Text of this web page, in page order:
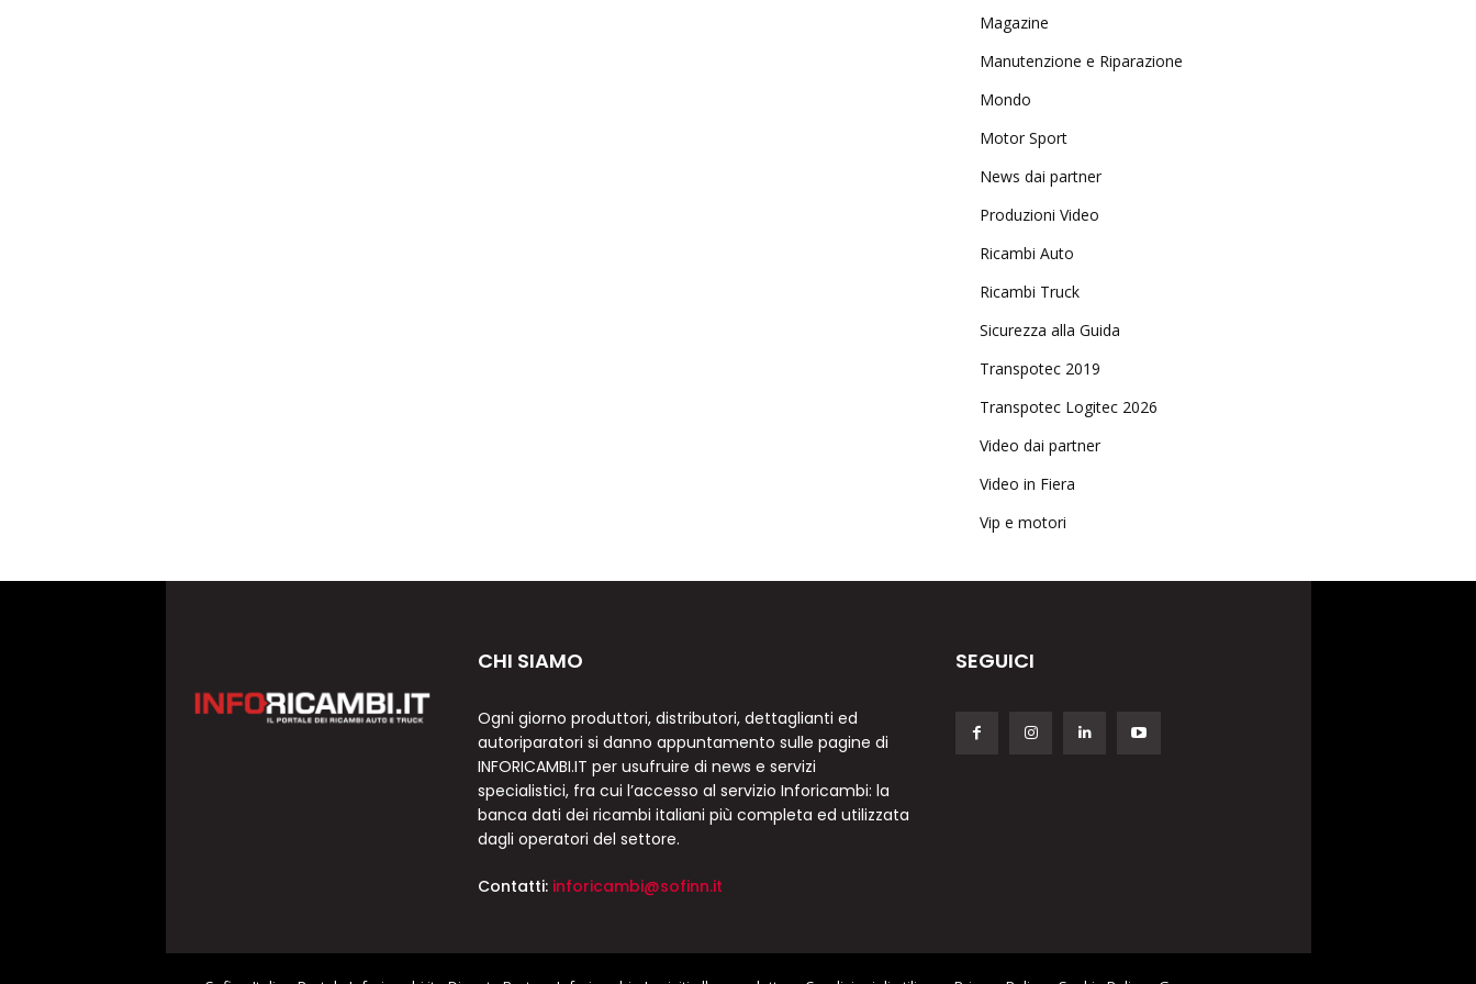
Magazine
Manutenzione e Riparazione
Mondo
Motor Sport
News dai partner
Produzioni Video
Ricambi Auto
Ricambi Truck
Sicurezza alla Guida
Transpotec 2019
Transpotec Logitec 2026
Video dai partner
Video in Fiera
Vip e motori
CHI SIAMO
Ogni giorno produttori, distributori, dettaglianti ed
autoriparatori si danno appuntamento sulle pagine di
INFORICAMBI.IT per usufruire di news e servizi
specialistici, fra cui l’accesso al servizio Inforicambi: la
banca dati dei ricambi italiani più completa ed utilizzata
dagli operatori del settore.
Contatti: inforicambi@sofinn.it
SEGUICI